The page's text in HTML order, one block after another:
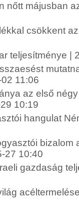
nőtt májusban
csökkent
teljesítménye |
11:06
az első
10:19
hangulat
bizalom
27 10:40
gazdaság